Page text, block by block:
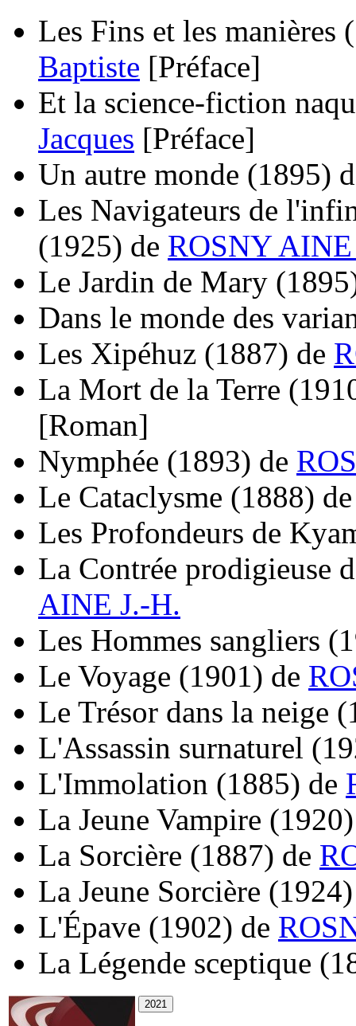
Les Fins et les manières
Baptiste [Préface]
Et la science-fiction
Jacques [Préface]
Un autre monde (1895)
Les Navigateurs de
(1925) de ROSNY
Le Jardin de Mary
Dans le monde des
Les Xipéhuz (1887) de
La Mort de la Terre
[Roman]
Nymphée (1893) de
Le Cataclysme (1888)
Les Profondeurs de
La Contrée prodigieuse
AINE J.-H.
Les Hommes sangliers
Le Voyage (1901) de
Le Trésor dans la neige
L'Assassin surnaturel
L'Immolation (1885) de
La Jeune Vampire (1920)
La Sorcière (1887) de
La Jeune Sorcière (1924)
L'Épave (1902) de
La Légende sceptique